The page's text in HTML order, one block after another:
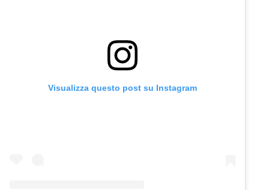
Visualizza questo post su Instagram